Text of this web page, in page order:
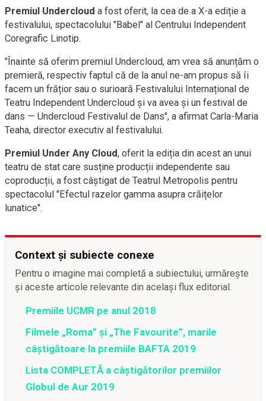
Premiul Undercloud a fost oferit, la cea de a X-a ediție a
festivalului, spectacolului "Babel" al Centrului Independent
Coregrafic Linotip.
"Înainte să oferim premiul Undercloud, am vrea să anunțăm o
premieră, respectiv faptul că de la anul ne-am propus să îi
facem un frățior sau o surioară Festivalului Internațional de
Teatru Independent Undercloud și va avea și un festival de
dans — Undercloud Festivalul de Dans", a afirmat Carla-Maria
Teaha, director executiv al festivalului.
Premiul Under Any Cloud, oferit la ediția din acest an unui
teatru de stat care susține producții independente sau
coproducții, a fost câștigat de Teatrul Metropolis pentru
spectacolul "Efectul razelor gamma asupra crăițelor
lunatice".
Context și subiecte conexe
Pentru o imagine mai completă a subiectului, urmărește
și aceste articole relevante din același flux editorial.
Premiile UCMR pe anul 2018
Filmele „Roma” şi „The Favourite”, marile
câştigătoare la premiile BAFTA 2019
Lista COMPLETĂ a câştigătorilor premiilor
Globul de Aur 2019